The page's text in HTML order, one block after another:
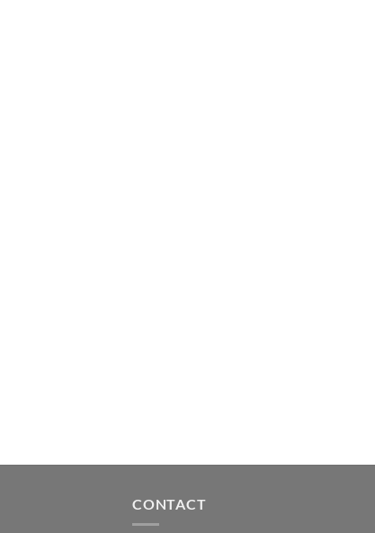
CONTACT